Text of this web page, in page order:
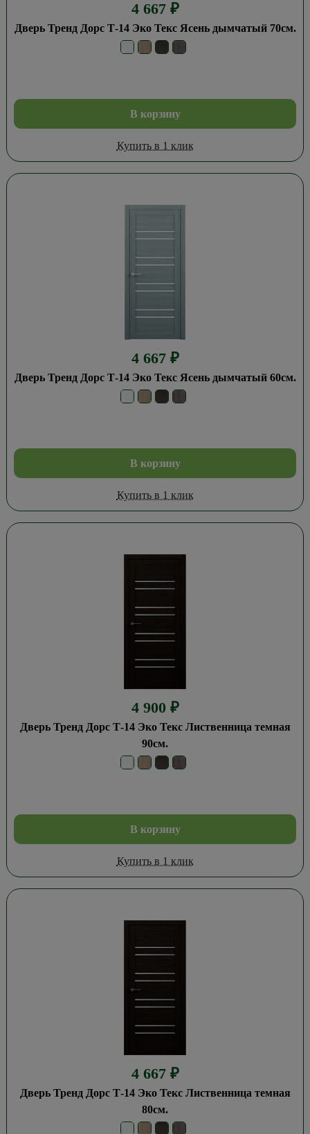
4 667 ₽
Дверь Тренд Дорс Т-14 Эко Текс Ясень дымчатый 70см.
В корзину
Купить в 1 клик
4 667 ₽
Дверь Тренд Дорс Т-14 Эко Текс Ясень дымчатый 60см.
В корзину
Купить в 1 клик
4 900 ₽
Дверь Тренд Дорс Т-14 Эко Текс Лиственница темная
90см.
В корзину
Купить в 1 клик
4 667 ₽
Дверь Тренд Дорс Т-14 Эко Текс Лиственница темная
80см.